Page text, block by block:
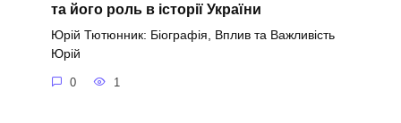
та його роль в історії України
Юрій Тютюнник: Біографія, Вплив та Важливість
Юрій
0 1